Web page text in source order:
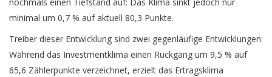
minimal um 0,7 % auf aktuell 80,3 Punkte.
Treiber dieser Entwicklung sind zwei gegenläufige Entwicklungen:
Während das Investmentklima einen Rückgang um 9,5 % auf
65,6 Zählerpunkte verzeichnet, erzielt das Ertragsklima